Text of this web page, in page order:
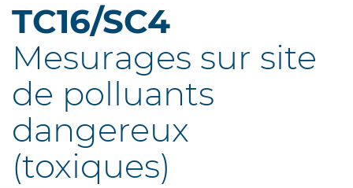
TC16/SC4
Mesurages sur site
de polluants
dangereux
(toxiques)